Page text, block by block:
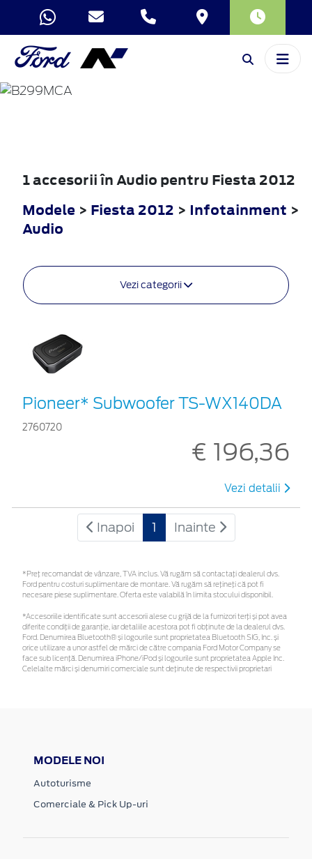
FIESTA
1 accesorii în Audio pentru Fiesta 2012
Modele > Fiesta 2012 > Infotainment >
Audio
Vezi categorii
Pioneer* Subwoofer TS-WX140DA
2760720
€ 196,36
Vezi detalii
Inapoi 1 Inainte
*Preţ recomandat de vânzare, TVA inclus. Vă rugăm să contactaţi dealerul dvs.
Ford pentru costuri suplimentare de montare. Vă rugăm să rețineți că pot fi
necesare piese suplimentare. Oferta este valabilă în limita stocului disponibil.
*Accesoriile identificate sunt accesorii alese cu grijă de la furnizori terți și pot avea
diferite condiții de garanție, iar detaliile acestora pot fi obținute de la dealerul dvs.
Ford. Denumirea Bluetooth® și logourile sunt proprietatea Bluetooth SIG, Inc. și
orice utilizare a unor astfel de mărci de către compania Ford Motor Company se
face sub licență. Denumirea iPhone/iPod și logourile sunt proprietatea Apple Inc.
Celelalte mărci și denumiri comerciale sunt deținute de respectivii proprietari
MODELE NOI
Autoturisme
Comerciale & Pick Up-uri